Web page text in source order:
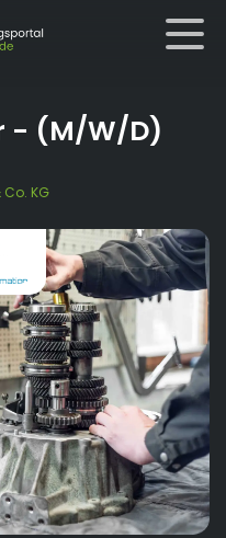
- (M/W/D)
Co. KG